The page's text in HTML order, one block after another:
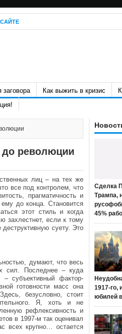
заговора Как выжить в кризис
до революции
лиц – на тех же
все под контролем, что
прагматичность и
до конца. Становится
этот стиль и когда
захлестнет, если к тому
суету. Это
думают, что весь
сил. Последнее – куда
субъективный фактор-
готовности масс она
безусловно, стоит
Я, хоть и не
рефлексивность и
в 1997-м так оценивал
всех крупно… остается
Сделка
Трампа,
45%
1917-го,
юбилей